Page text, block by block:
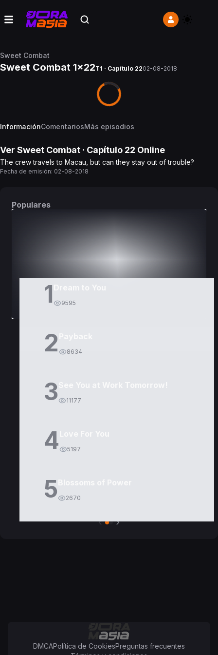
Sweet Combat
Sweet Combat 1x22T1 · Capítulo 2202-08-2018
InformaciónComentariosMás episodios
Ver Sweet Combat · Capítulo 22 Online
The crew travels to Macau, but can they stay out of trouble?
Fecha de emisión: 02-08-2018
Populares
1 9595
2 8634
3 11177
4 5197
5 2670
DMCAPolítica de CookiesPreguntas frecuentes